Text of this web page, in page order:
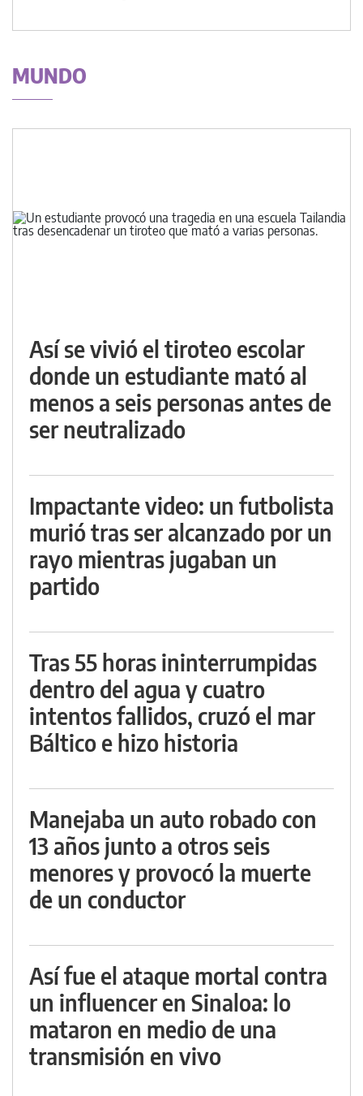
MUNDO
Así se vivió el tiroteo escolar
donde un estudiante mató al
menos a seis personas antes de
ser neutralizado
Impactante video: un futbolista
murió tras ser alcanzado por un
rayo mientras jugaban un
partido
Tras 55 horas ininterrumpidas
dentro del agua y cuatro
intentos fallidos, cruzó el mar
Báltico e hizo historia
Manejaba un auto robado con
13 años junto a otros seis
menores y provocó la muerte
de un conductor
Así fue el ataque mortal contra
un influencer en Sinaloa: lo
mataron en medio de una
transmisión en vivo